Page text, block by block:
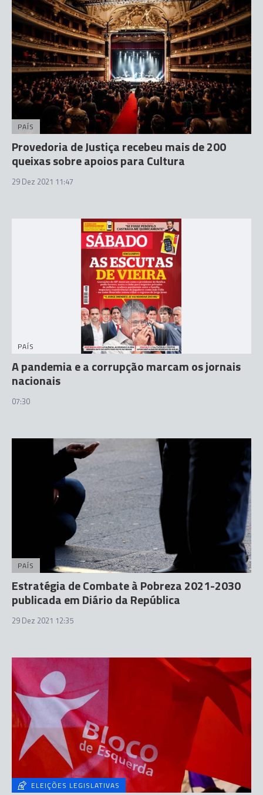
PAÍS
Provedoria de Justiça recebeu mais de 200
queixas sobre apoios para Cultura
29 Dez 2021 11:47
PAÍS
A pandemia e a corrupção marcam os jornais
nacionais
07:30
PAÍS
Estratégia de Combate à Pobreza 2021-2030
publicada em Diário da República
29 Dez 2021 12:35
ELEIÇÕES LEGISLATIVAS